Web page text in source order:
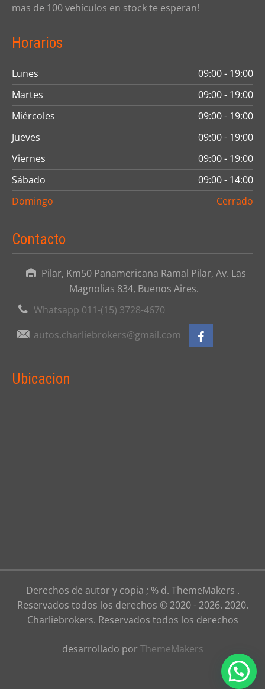
mas de 100 vehículos en stock te esperan!
Horarios
Lunes
09:00 - 19:00
Martes
09:00 - 19:00
Miércoles
09:00 - 19:00
Jueves
09:00 - 19:00
Viernes
09:00 - 19:00
Sábado
09:00 - 14:00
Domingo
Cerrado
Contacto
Pilar, Km50 Panamericana Ramal Pilar, Av. Las
Magnolias 834, Buenos Aires.
Whatsapp 011-(15) 3728-4670
autos.charliebrokers@gmail.com
Ubicacion
Derechos de autor y copia ; % d. ThemeMakers .
Reservados todos los derechos © 2020 - 2026. 2020.
Charliebrokers. Reservados todos los derechos
desarrollado por ThemeMakers